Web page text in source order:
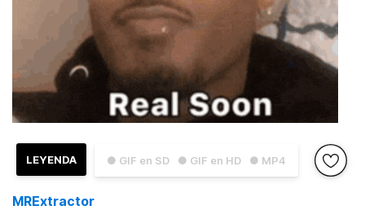
● GIF en SD ● GIF en HD ● MP4
LEYENDA
MRExtractor